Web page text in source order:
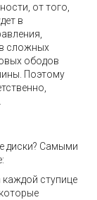
от того,
в
сложных
ободов
Поэтому
диски? Самыми
каждой ступице